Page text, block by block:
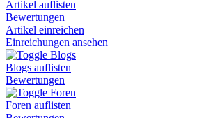
Artikel auflisten
Bewertungen
Artikel einreichen
Einreichungen ansehen
Blogs
Blogs auflisten
Bewertungen
Foren
Foren auflisten